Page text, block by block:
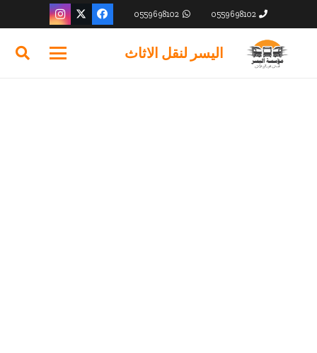
0559698102
0559698102
اليسر لنقل الاثاث